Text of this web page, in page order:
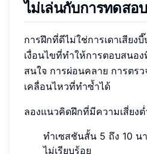
ไม่เล่นกับการทดสอบ
การฝึกที่ดีไม่ใช่การเดาเสียง
เงื่อนไขที่ทำให้การตอบสนอ
สนใจ การผ่อนคลาย การตรว
เคลื่อนไหวที่ทำซ้ำได้
ลองแนวคิดฝึกที่มีความเสี่ยงต่
ทำเซสชันสั้น 5 ถึง 10 น
ไม่เรียบร้อย